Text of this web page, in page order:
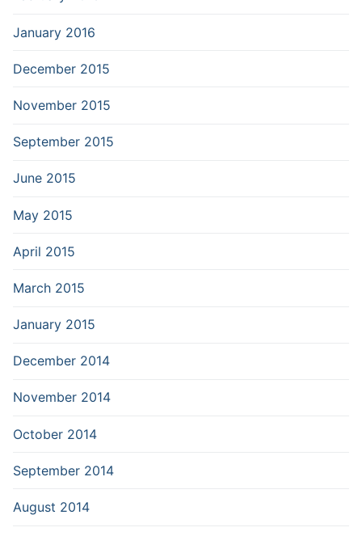
January 2016
December 2015
November 2015
September 2015
June 2015
May 2015
April 2015
March 2015
January 2015
December 2014
November 2014
October 2014
September 2014
August 2014